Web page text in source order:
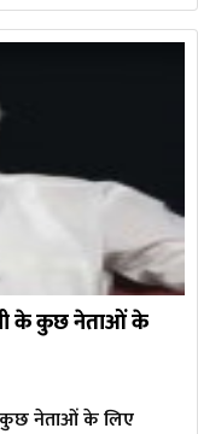
के कुछ नेताओं के
कुछ नेताओं के लिए